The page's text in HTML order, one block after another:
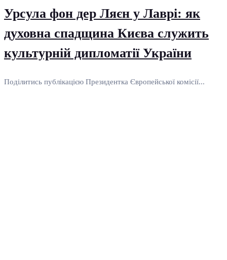
Урсула фон дер Ляєн у Лаврі: як
духовна спадщина Києва служить
культурній дипломатії України
Поділитись публікацією Президентка Європейської комісії...